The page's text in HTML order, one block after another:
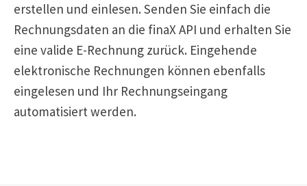
erstellen und einlesen. Senden Sie einfach die
Rechnungsdaten an die finaX API und erhalten Sie
eine valide E-Rechnung zurück. Eingehende
elektronische Rechnungen können ebenfalls
eingelesen und Ihr Rechnungseingang
automatisiert werden.